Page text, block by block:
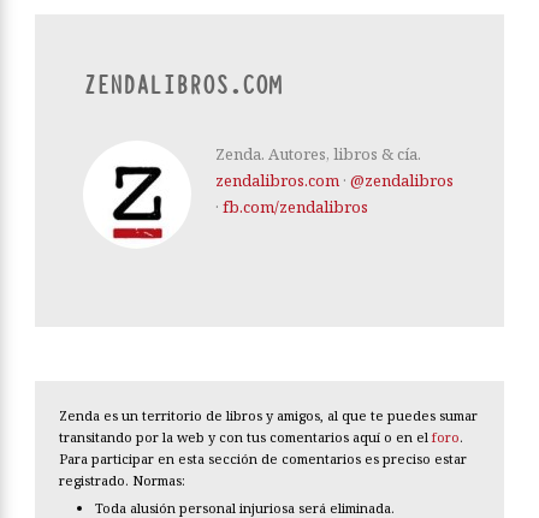
ZENDALIBROS.COM
Zenda. Autores, libros & cía.
zendalibros.com · @zendalibros
· fb.com/zendalibros
Zenda es un territorio de libros y amigos, al que te puedes sumar
transitando por la web y con tus comentarios aquí o en el foro.
Para participar en esta sección de comentarios es preciso estar
registrado. Normas:
Toda alusión personal injuriosa será eliminada.